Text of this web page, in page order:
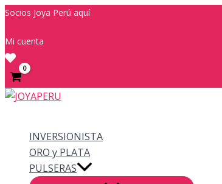
Ir
contenido
Socios Joya Perú aquí
Mi cuenta
INVERSIONISTA
ORO y PLATA
PULSERAS